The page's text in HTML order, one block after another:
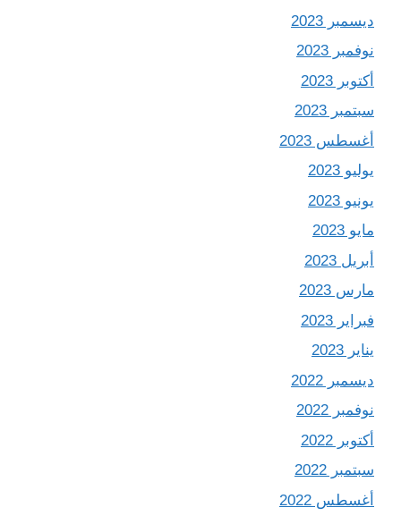
ديسمبر 2023
نوفمبر 2023
أكتوبر 2023
سبتمبر 2023
أغسطس 2023
يوليو 2023
يونيو 2023
مايو 2023
أبريل 2023
مارس 2023
فبراير 2023
يناير 2023
ديسمبر 2022
نوفمبر 2022
أكتوبر 2022
سبتمبر 2022
أغسطس 2022